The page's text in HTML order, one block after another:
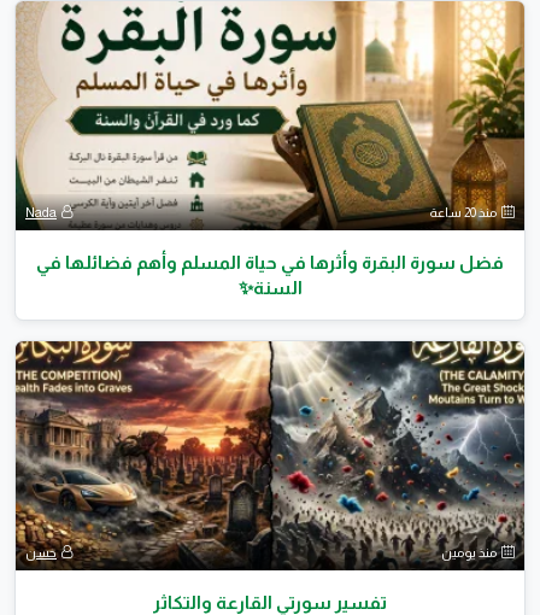
منذ 20 ساعة Nada
فضل سورة البقرة وأثرها في حياة المسلم وأهم فضائلها في
السنة✨️
منذ يومين حسن
تفسير سورتي القارعة والتكاثر